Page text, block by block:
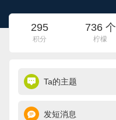
295
积分
736 个
柠檬
Ta的主题
发短消息